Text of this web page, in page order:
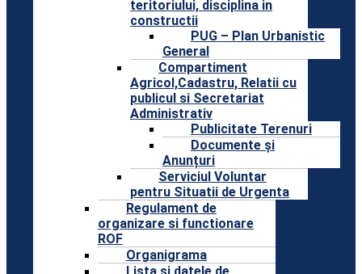
teritoriului, disciplina in
constructii
PUG – Plan Urbanistic
General
Compartiment
Agricol,Cadastru, Relatii cu
publicul si Secretariat
Administrativ
Publicitate Terenuri
Documente și
Anunțuri
Serviciul Voluntar
pentru Situatii de Urgenta
Regulament de
organizare si functionare
ROF
Organigrama